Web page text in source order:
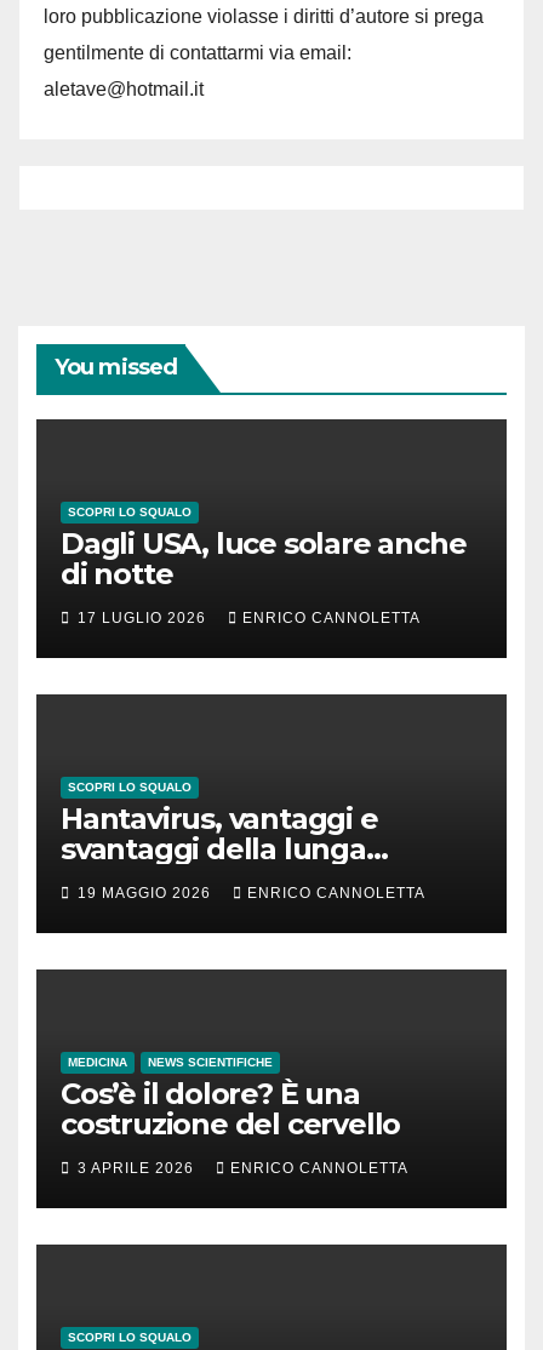
loro pubblicazione violasse i diritti d’autore si prega
gentilmente di contattarmi via email:
aletave@hotmail.it
You missed
SCOPRI LO SQUALO
Dagli USA, luce solare anche
di notte
17 LUGLIO 2026 ENRICO CANNOLETTA
SCOPRI LO SQUALO
Hantavirus, vantaggi e
svantaggi della lunga
incubazione
19 MAGGIO 2026 ENRICO CANNOLETTA
MEDICINA NEWS SCIENTIFICHE
Cos’è il dolore? È una
costruzione del cervello
3 APRILE 2026 ENRICO CANNOLETTA
SCOPRI LO SQUALO